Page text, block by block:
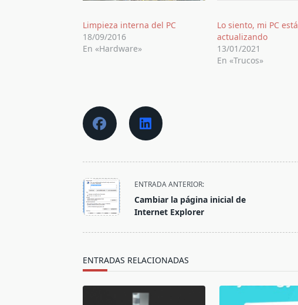
Limpieza interna del PC
18/09/2016
En «Hardware»
Lo siento, mi PC está
actualizando
13/01/2021
En «Trucos»
<span
class="nav-
subtitle
ENTRADA ANTERIOR:
Cambiar la página inicial de
Internet Explorer
ENTRADAS RELACIONADAS